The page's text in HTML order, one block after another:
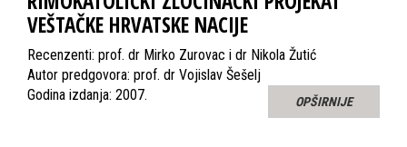
VEŠTAČKE HRVATSKE NACIJE
Recenzenti: prof. dr Mirko Zurovac i dr Nikola Žutić
Autor predgovora: prof. dr Vojislav Šešelj
Godina izdanja: 2007.
OPŠIRNIJE